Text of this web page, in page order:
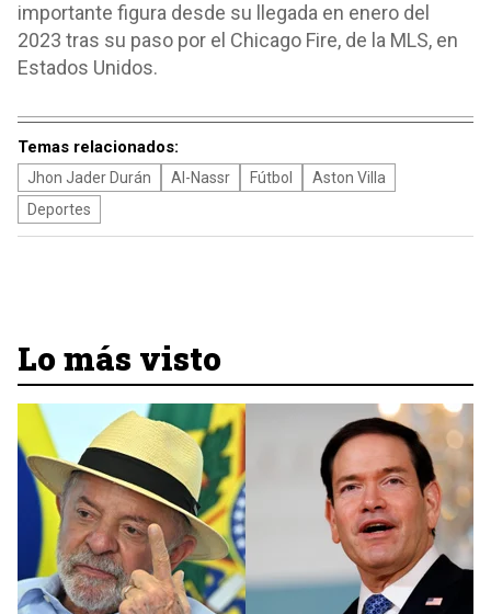
importante figura desde su llegada en enero del
2023 tras su paso por el Chicago Fire, de la MLS, en
Estados Unidos.
Temas relacionados:
Jhon Jader Durán Al-Nassr Fútbol
Aston Villa
Deportes
Lo más visto